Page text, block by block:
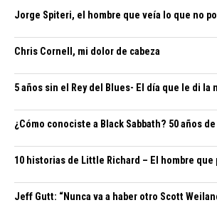
Jorge Spiteri, el hombre que veía lo que no
Chris Cornell, mi dolor de cabeza
5 años sin el Rey del Blues- El día que le di la
¿Cómo conociste a Black Sabbath? 50 años
10 historias de Little Richard – El hombre que
Jeff Gutt: “Nunca va a haber otro Scott